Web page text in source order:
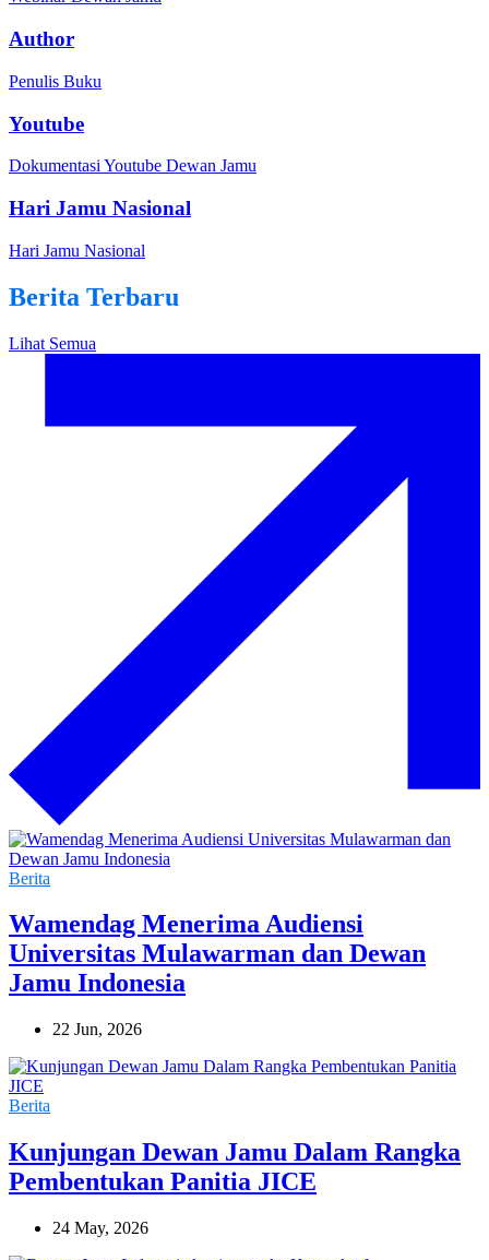
Author
Penulis Buku
Youtube
Dokumentasi Youtube Dewan Jamu
Hari Jamu Nasional
Hari Jamu Nasional
Berita Terbaru
Lihat Semua
Berita
Wamendag Menerima Audiensi
Universitas Mulawarman dan Dewan
Jamu Indonesia
22 Jun, 2026
Berita
Kunjungan Dewan Jamu Dalam Rangka
Pembentukan Panitia JICE
24 May, 2026